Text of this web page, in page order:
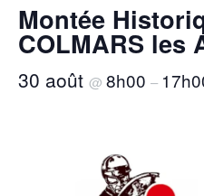
Montée
COLMARS les
30 août @ 8h00 –